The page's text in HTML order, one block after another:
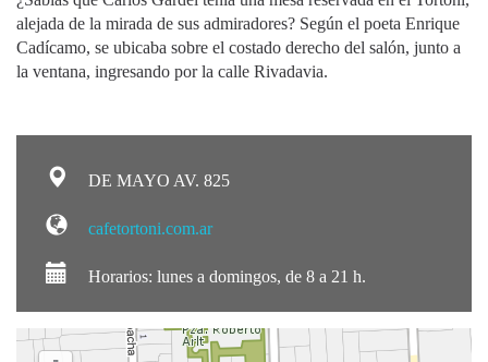
alejada de la mirada de sus admiradores? Según el poeta Enrique
Cadícamo, se ubicaba sobre el costado derecho del salón, junto a
la ventana, ingresando por la calle Rivadavia.
DE MAYO AV. 825
cafetortoni.com.ar
Horarios: lunes a domingos, de 8 a 21 h.